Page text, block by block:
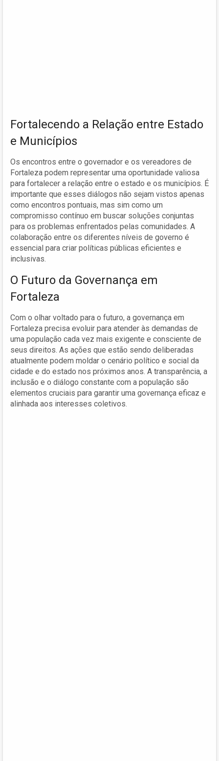
Fortalecendo a Relação entre Estado
e Municípios
Os encontros entre o governador e os vereadores de
Fortaleza podem representar uma oportunidade valiosa
para fortalecer a relação entre o estado e os municípios. É
importante que esses diálogos não sejam vistos apenas
como encontros pontuais, mas sim como um
compromisso contínuo em buscar soluções conjuntas
para os problemas enfrentados pelas comunidades. A
colaboração entre os diferentes níveis de governo é
essencial para criar políticas públicas eficientes e
inclusivas.
O Futuro da Governança em
Fortaleza
Com o olhar voltado para o futuro, a governança em
Fortaleza precisa evoluir para atender às demandas de
uma população cada vez mais exigente e consciente de
seus direitos. As ações que estão sendo deliberadas
atualmente podem moldar o cenário político e social da
cidade e do estado nos próximos anos. A transparência, a
inclusão e o diálogo constante com a população são
elementos cruciais para garantir uma governança eficaz e
alinhada aos interesses coletivos.